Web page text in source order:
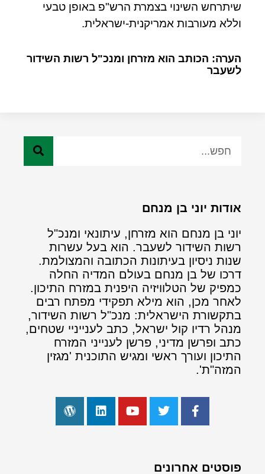
שיתרחש השינוי בצמרת הרש"פ באופן טבעי
וללא מעורבות אמריקנית-ישראלית.
הערה: הכותב הוא מזרחן ומנכ"ל רשות השידור
לשעבר
אודות יוני בן מנחם
יוני בן מנחם הוא מזרחן, עיתונאי ומנכ"ל
רשות השידור לשעבר. הוא בעל עשרות
שנות ניסיון בעיתונות הכתובה והמצולמת.
דרכו של בן מנחם בעולם המדיה החלה
כמפיק של הטלוויזיה היפנית במזרח התיכון.
לאחר מכן, הוא מילא תפקידי מפתח רבים
בתקשורת הישראלית: מנכ"ל רשות השידור,
מנהל רדיו קול ישראל, כתב לענייניי שטחים,
כתב ופרשן מדיני, פרשן לענייני המזרח
התיכון ועורך ראשי ומגיש התוכנית 'מגזין
המזה"ת'.
פוסטים אחרונים